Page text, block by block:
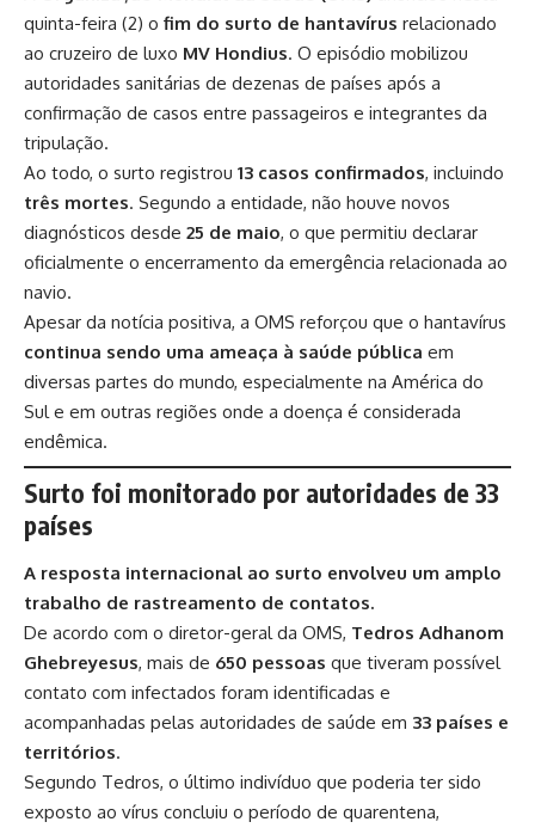
quinta-feira (2) o fim do surto de hantavírus relacionado
ao cruzeiro de luxo MV Hondius. O episódio mobilizou
autoridades sanitárias de dezenas de países após a
confirmação de casos entre passageiros e integrantes da
tripulação.
Ao todo, o surto registrou 13 casos confirmados, incluindo
três mortes. Segundo a entidade, não houve novos
diagnósticos desde 25 de maio, o que permitiu declarar
oficialmente o encerramento da emergência relacionada ao
navio.
Apesar da notícia positiva, a OMS reforçou que o hantavírus
continua sendo uma ameaça à saúde pública em
diversas partes do mundo, especialmente na América do
Sul e em outras regiões onde a doença é considerada
endêmica.
Surto foi monitorado por autoridades de 33
países
A resposta internacional ao surto envolveu um amplo
trabalho de rastreamento de contatos.
De acordo com o diretor-geral da OMS, Tedros Adhanom
Ghebreyesus, mais de 650 pessoas que tiveram possível
contato com infectados foram identificadas e
acompanhadas pelas autoridades de saúde em 33 países e
territórios.
Segundo Tedros, o último indivíduo que poderia ter sido
exposto ao vírus concluiu o período de quarentena,